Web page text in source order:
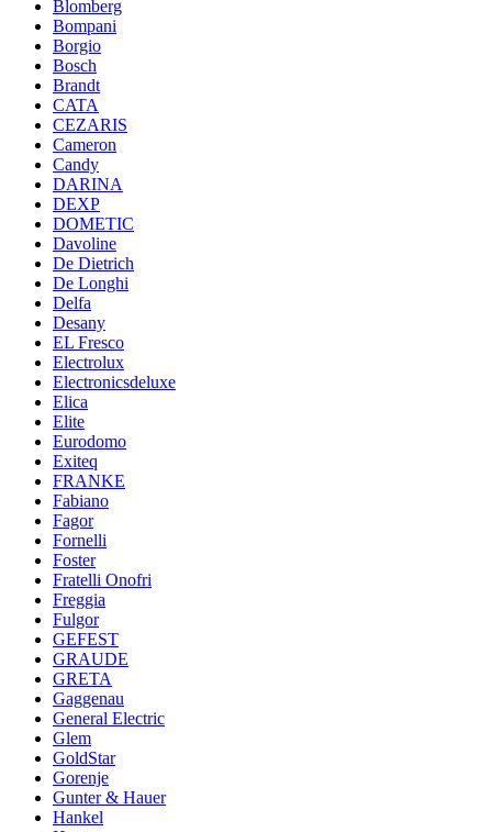
Blomberg
Bompani
Borgio
Bosch
Brandt
CATA
CEZARIS
Cameron
Candy
DARINA
DEXP
DOMETIC
Davoline
De Dietrich
De Longhi
Delfa
Desany
EL Fresco
Electrolux
Electronicsdeluxe
Elica
Elite
Eurodomo
Exiteq
FRANKE
Fabiano
Fagor
Fornelli
Foster
Fratelli Onofri
Freggia
Fulgor
GEFEST
GRAUDE
GRETA
Gaggenau
General Electric
Glem
GoldStar
Gorenje
Gunter & Hauer
Hankel